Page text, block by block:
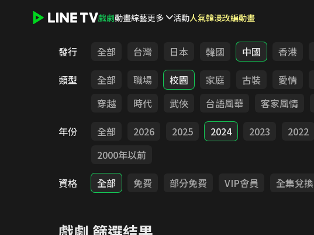
戲劇動畫綜藝更多 活動人氣韓漫改編動畫
發行 全部 台灣 日本 韓國 中國 香港
類型
全部 職場 校園 家庭 古裝 愛情
穿越
時代 武俠 台語風華 客家風情
年份
全部 2026 2025 2024 2023 2022
2000年以前
資格
全部 免費 部分免費 VIP會員 全集兌換